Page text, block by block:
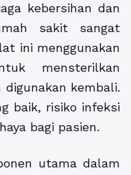
kebersihan dan
sakit sangat
ini menggunakan
mensterilkan
kembali.
baik, risiko infeksi
bagi pasien.
utama dalam